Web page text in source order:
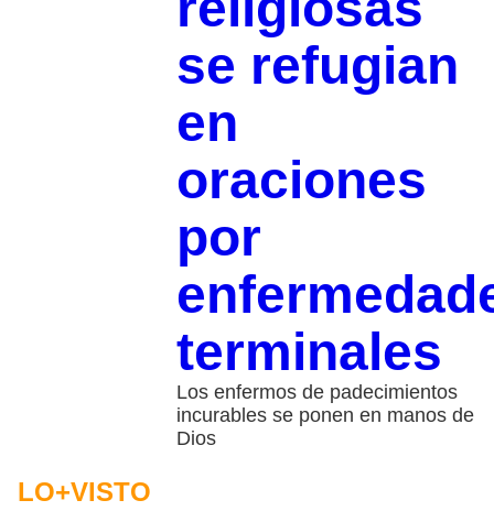
se refugian
en
oraciones
por
terminales
Los enfermos de padecimientos
incurables se ponen en manos de
Dios
LO+VISTO